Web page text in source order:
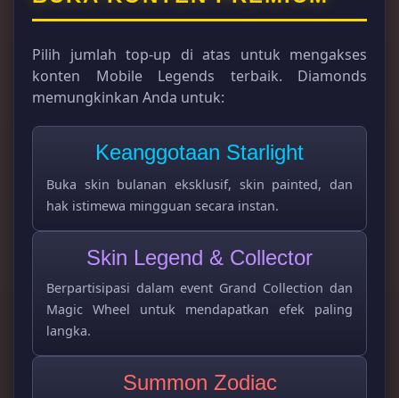
Pilih jumlah top-up di atas untuk mengakses
konten Mobile Legends terbaik. Diamonds
memungkinkan Anda untuk:
Keanggotaan Starlight
Buka skin bulanan eksklusif, skin painted, dan
hak istimewa mingguan secara instan.
Skin Legend & Collector
Berpartisipasi dalam event Grand Collection dan
Magic Wheel untuk mendapatkan efek paling
langka.
Summon Zodiac